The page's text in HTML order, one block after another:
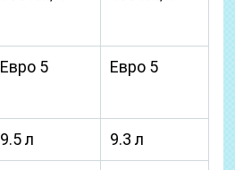
Евро 5 Евро 5
9.5 л 9.3 л